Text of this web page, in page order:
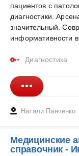
пациентов с
диагностики.
значительный.
информативности
Диагностика
Натали Панченко
Медицинские
справочник -